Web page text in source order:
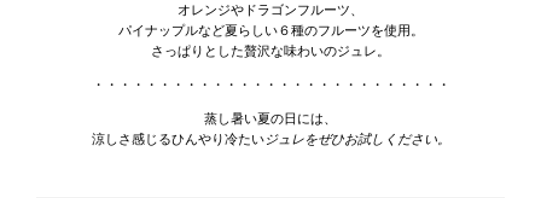
オレンジやドラゴンフルーツ、
パイナップルなど夏らしい６種のフルーツを使用。
さっぱりとした贅沢な味わいのジュレ。
・・・・・・・・・・・・・・・・・・・・・・・・・・・
蒸し暑い夏の日には、
涼しさ感じるひんやり冷たいジュレをぜひお試しください。